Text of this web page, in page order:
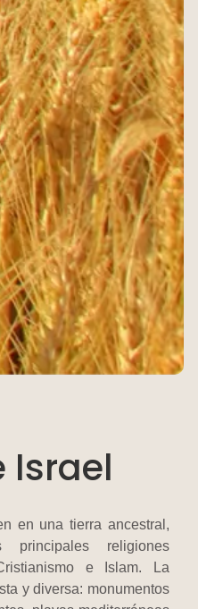
Israel
en una tierra ancestral,
religiones
e Islam. La
y diversa: monumentos